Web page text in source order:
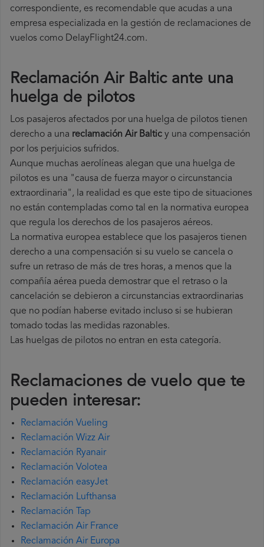
correspondiente, es recomendable que acudas a una
empresa especializada en la gestión de reclamaciones de
vuelos como DelayFlight24.com.
Reclamación Air Baltic ante una
huelga de pilotos
Los pasajeros afectados por una huelga de pilotos tienen
derecho a una reclamación Air Baltic y una compensación
por los perjuicios sufridos.
Aunque muchas aerolíneas alegan que una huelga de
pilotos es una "causa de fuerza mayor o circunstancia
extraordinaria", la realidad es que este tipo de situaciones
no están contempladas como tal en la normativa europea
que regula los derechos de los pasajeros aéreos.
La normativa europea establece que los pasajeros tienen
derecho a una compensación si su vuelo se cancela o
sufre un retraso de más de tres horas, a menos que la
compañía aérea pueda demostrar que el retraso o la
cancelación se debieron a circunstancias extraordinarias
que no podían haberse evitado incluso si se hubieran
tomado todas las medidas razonables.
Las huelgas de pilotos no entran en esta categoría.
Reclamaciones de vuelo que te
pueden interesar:
Reclamación Vueling
Reclamación Wizz Air
Reclamación Ryanair
Reclamación Volotea
Reclamación easyJet
Reclamación Lufthansa
Reclamación Tap
Reclamación Air France
Reclamación Air Europa